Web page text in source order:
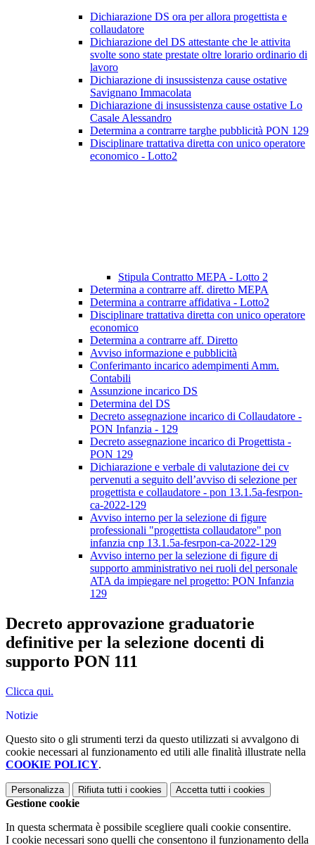
Dichiarazione DS ora per allora progettista e
collaudatore
Dichiarazione del DS attestante che le attivita
svolte sono state prestate oltre lorario ordinario di
lavoro
Dichiarazione di insussistenza cause ostative
Savignano Immacolata
Dichiarazione di insussistenza cause ostative Lo
Casale Alessandro
Determina a contrarre targhe pubblicità PON 129
Disciplinare trattativa diretta con unico operatore
economico - Lotto2
Stipula Contratto MEPA - Lotto 2
Determina a contrarre aff. diretto MEPA
Determina a contrarre affidativa - Lotto2
Disciplinare trattativa diretta con unico operatore
economico
Determina a contrarre aff. Diretto
Avviso informazione e pubblicità
Conferimanto incarico adempimenti Amm.
Contabili
Assunzione incarico DS
Determina del DS
Decreto assegnazione incarico di Collaudatore -
PON Infanzia - 129
Decreto assegnazione incarico di Progettista -
PON 129
Dichiarazione e verbale di valutazione dei cv
pervenuti a seguito dell’avviso di selezione per
progettista e collaudatore - pon 13.1.5a-fesrpon-
ca-2022-129
Avviso interno per la selezione di figure
professionali "progettista collaudatore" pon
infanzia cnp 13.1.5a-fesrpon-ca-2022-129
Avviso interno per la selezione di figure di
supporto amministrativo nei ruoli del personale
ATA da impiegare nel progetto: PON Infanzia
129
Decreto approvazione graduatorie
definitive per la selezione docenti di
supporto PON 111
Clicca qui.
Notizie
Questo sito o gli strumenti terzi da questo utilizzati si avvalgono di
cookie necessari al funzionamento ed utili alle finalità illustrate nella
COOKIE POLICY.
Personalizza Rifiuta tutti i cookies Accetta tutti i cookies
Gestione cookie
In questa schermata è possibile scegliere quali cookie consentire.
I cookie necessari sono quelli che consentono il funzionamento della